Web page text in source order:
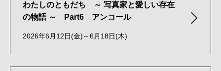
わたしのともだち ～ 写真家と愛しい存在
の物語 ～ Part6 アンコール
2026年6月12日(金)～6月18日(木)